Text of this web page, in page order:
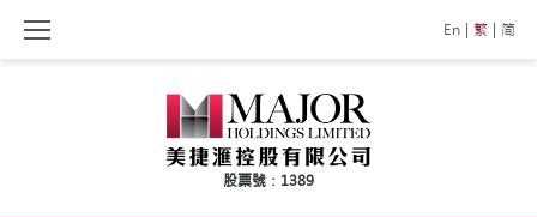
Skip
En 繁 简